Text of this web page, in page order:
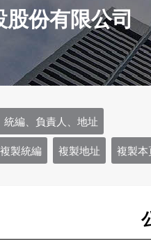
股份有限公司
編、負責人、地址
複製統編 複製地址 複製